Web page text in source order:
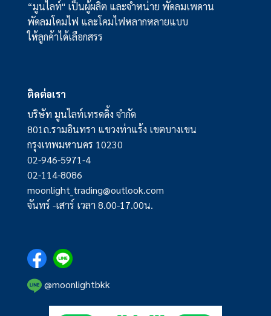
“มูนไลท์" เป็นผู้ผลิต และจำหน่าย พัดลมเพดาน
พัดลมโคมไฟ และโคมไฟหลากหลายแบบ
ให้ลูกค้าได้เลือกสรร
ติดต่อเรา
บริษัท มูนไลท์เทรดดิ้ง จำกัด
801ถ.รามอินทรา แขวงท่าแร้ง เขตบางเขน
กรุงเทพมหานคร 10230
02-946-5971-4
02-114-8086
moonlight_trading@outlook.com
จันทร์ -เสาร์ เวลา 8.00-17.00น.
@moonlightbkk